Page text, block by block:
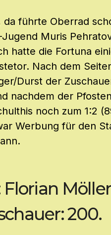
führte Oberrad
Muris
hatte die Fortuna
Nach dem
Durst der
nachdem der
noch zum 1:2
Werbung für den
200.